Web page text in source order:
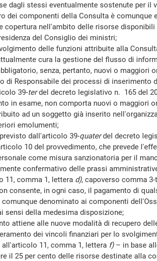
dagli stessi eventualmente sostenute per il
della Consulta è comunque
copertura nell'ambito delle risorse
del Consiglio dei ministri;
delle funzioni attribuite alla
cura la gestione del flusso di
senza, pertanto, nuovi o maggiori
dei processi di inserimento
39-terdel decreto legislativo n. 165 del
in esame, non comporta nuovi o maggiori
ad un soggetto già inserito
emolumenti;
dall'articolo 39-quaterdel decreto
10 del provvedimento, che prevede
come misura sanzionatoria per il
confermativo delle prassi
comma 1, lettera d), capoverso comma
consente, in ogni caso, il pagamento di
denominato ai componenti
sensi della medesima disposizione;
alle nuove modalità di recupero delle
dei vincoli finanziari per lo
11, comma 1, lettera f)– in base
il 25 per cento delle risorse destinate alla